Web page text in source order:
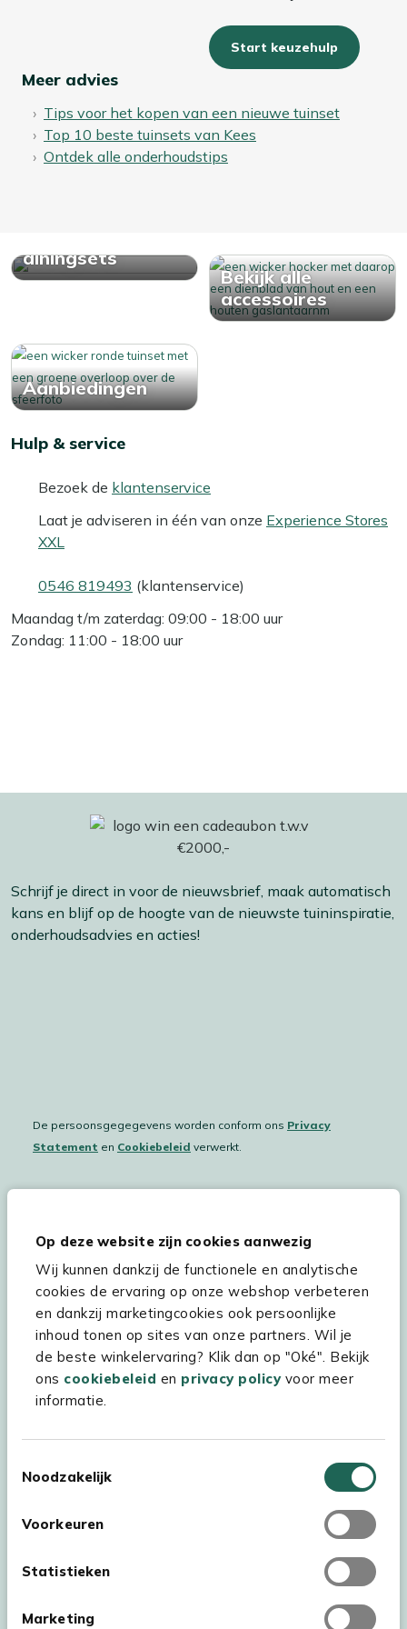
Op deze website zijn cookies aanwezig
Wij kunnen dankzij de functionele en analytische
cookies de ervaring op onze webshop verbeteren
en dankzij marketingcookies ook persoonlijke
inhoud tonen op sites van onze partners. Wil je
de beste winkelervaring? Klik dan op "Oké". Bekijk
ons cookiebeleid en privacy policyvoor meer
informatie.
Noodzakelijk
Voorkeuren
Statistieken
Marketing
Start keuzehulp
Meer advies
Tips voor het kopen van een nieuwe tuinset
Top 10 beste tuinsets van Kees
Ontdek alle onderhoudstips
diningsets
Bekijk alle
accessoires
Aanbiedingen
Hulp & service
Bezoek de klantenservice
Laat je adviseren in één van onze Experience Stores
XXL
0546 819493 (klantenservice)
Maandag t/m zaterdag: 09:00 - 18:00 uur
Zondag: 11:00 - 18:00 uur
Schrijf je direct in voor de nieuwsbrief, maak automatisch
kans en blijf op de hoogte van de nieuwste tuininspiratie,
onderhoudsadvies en acties!
De persoonsgegegevens worden conform ons Privacy
Statement en Cookiebeleid verwerkt.
Hulp & service
Assortiment
Kees Smit Tuinmeubelen
Experience Stores XXL